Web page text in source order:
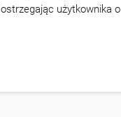
użytkownika o